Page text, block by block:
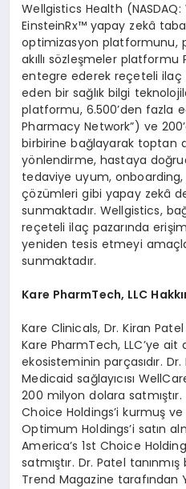
Wellgistics Health
EinsteinRx™ yapay zekâ
optimizasyon platformunu,
akıllı sözleşmeler
entegre ederek reçeteli ilaç
eden bir sağlık bilgi
platformu, 6.500’den fazla
Pharmacy Network”) ve
birbirine bağlayarak toptan
yönlendirme, hastaya
tedaviye uyum,
çözümleri gibi yapay zekâ
sunmaktadır. Wellgistics,
reçeteli ilaç pazarında
yeniden tesis etmeyi
sunmaktadır.
Kare PharmTech, LLC
Kare Clinicals, Dr. Kiran
Kare PharmTech, LLC’ye
ekosisteminin parçasıdır. Dr.
Medicaid sağlayıcısı
200 milyon dolara satmıştır.
Choice Holdings’i kurmuş
Optimum Holdings’i satın
America’s 1st Choice
satmıştır. Dr. Patel
Trend Magazine tarafından